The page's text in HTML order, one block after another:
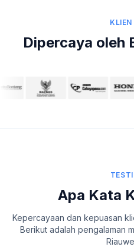
Dipercaya oleh
Apa Kata
Kepercayaan dan kepuasan
Berikut adalah pengalaman